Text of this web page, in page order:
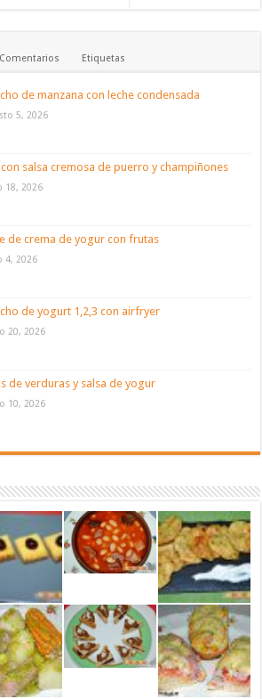
Comentarios Etiquetas
de manzana con leche condensada
5, 2026
salsa cremosa de puerro y champiñones
18, 2026
de crema de yogur con frutas
4, 2026
de yogurt 1,2,3 con airfryer
20, 2026
de verduras y salsa de yogur
10, 2026